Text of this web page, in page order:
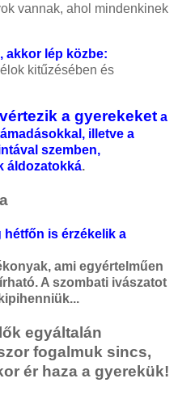
vannak, ahol mindenkinek
akkor lép közbe:
kitűzésében és
a gyerekeket a
illetve a
szemben,
áldozatokká.
is érzékelik a
ami egyértelműen
A szombati ivászatot
egyáltalán
fogalmuk sincs,
ér haza a gyerekük!